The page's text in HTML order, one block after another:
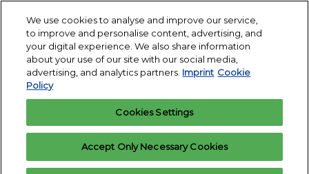
content
12.-14. Januar
Messegelände
Interesse
anmelden
Ausstelleranfrage
We use cookies to analyse and improve our service,
to improve and personalise content, advertising, and
your digital experience. We also share information
about your use of our site with our social media,
advertising, and analytics partners. Imprint Cookie
Policy
Cookies Settings
Accept Only Necessary Cookies